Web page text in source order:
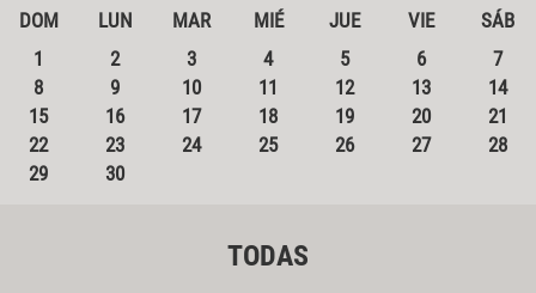
DOM LUN MAR MIÉ JUE VIE
SÁB
1
2 3 4 5 6
7
8
9 10 11 12 13
14
15
16 17 18 19 20
21
22
23 24 25 26 27
28
29
30
TODAS